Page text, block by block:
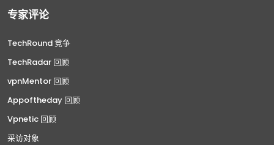
专家评论
TechRound 竞争
TechRadar 回顾
vpnMentor 回顾
Appoftheday 回顾
Vpnetic 回顾
采访对象